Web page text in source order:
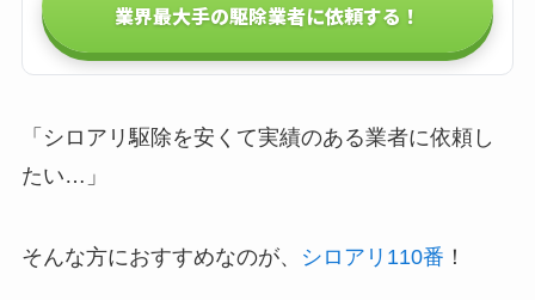
業界最大手の駆除業者に依頼する！
「シロアリ駆除を安くて実績のある業者に依頼し
たい…」
そんな方におすすめなのが、 シロアリ110番 ！